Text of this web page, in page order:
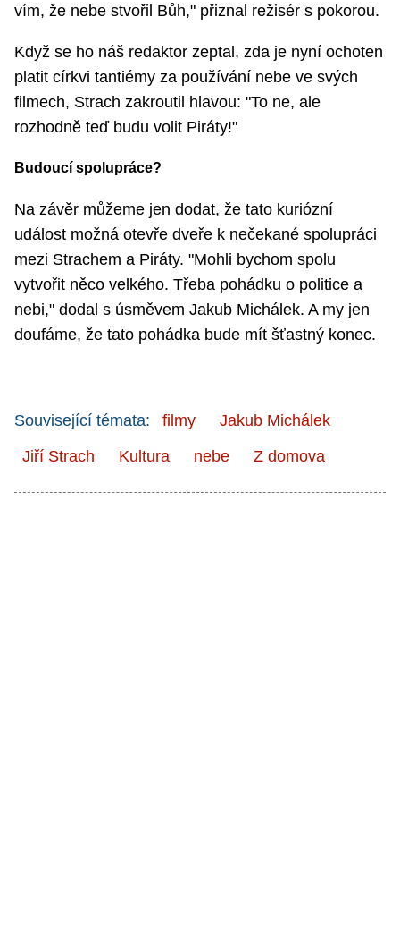
vím, že nebe stvořil Bůh," přiznal režisér s pokorou.
Když se ho náš redaktor zeptal, zda je nyní ochoten
platit církvi tantiémy za používání nebe ve svých
filmech, Strach zakroutil hlavou: "To ne, ale
rozhodně teď budu volit Piráty!"
Budoucí spolupráce?
Na závěr můžeme jen dodat, že tato kuriózní
událost možná otevře dveře k nečekané spolupráci
mezi Strachem a Piráty. "Mohli bychom spolu
vytvořit něco velkého. Třeba pohádku o politice a
nebi," dodal s úsměvem Jakub Michálek. A my jen
doufáme, že tato pohádka bude mít šťastný konec.
Související témata: filmy
Jakub Michálek
Jiří Strach
Kultura nebe Z domova